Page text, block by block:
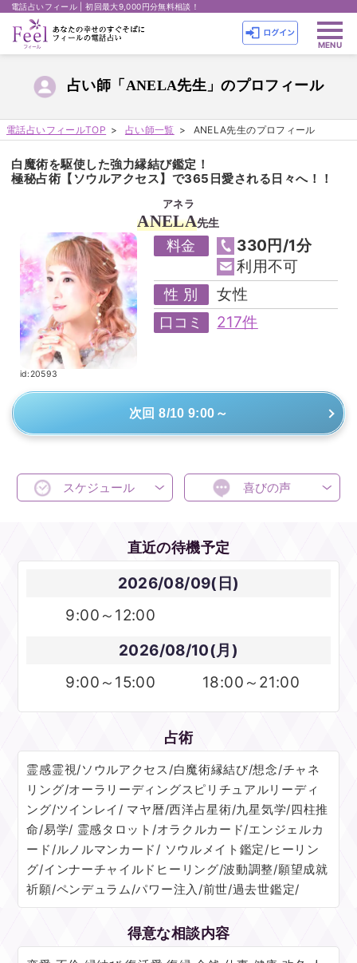
電話占いフィール | 初回最大9,000円分無料相談！
占い師「ANELA先生」のプロフィール
電話占いフィールTOP 占い師一覧 ANELA先生のプロフィール
白魔術を駆使した強力縁結び鑑定！
極秘占術【ソウルアクセス】で365日愛される日々へ！！
アネラ
ANELA先生
id:20593
料金
330円/1分
利用不可
性 別 女性
口コミ 217件
次回 8/10 9:00～
スケジュール 喜びの声
直近の待機予定
2026/08/09(日)
9:00～12:00
2026/08/10(月)
9:00～15:00
18:00～21:00
占術
霊感霊視/ソウルアクセス/白魔術縁結び/想念/チャネ
リング/オーラリーディングスピリチュアルリーディ
ング/ツインレイ/ マヤ暦/西洋占星術/九星気学/四柱推
命/易学/ 霊感タロット/オラクルカード/エンジェルカ
ード/ルノルマンカード/ ソウルメイト鑑定/ヒーリン
グ/インナーチャイルドヒーリング/波動調整/願望成就
祈願/ペンデュラム/パワー注入/前世/過去世鑑定/
得意な相談内容